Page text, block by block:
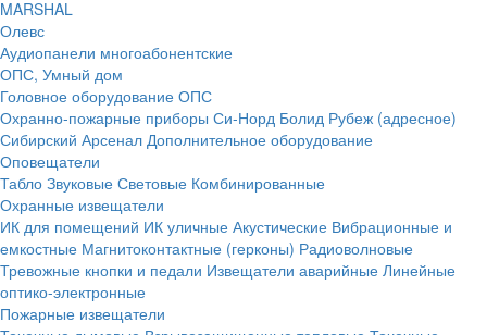
MARSHAL
Олевс
Аудиопанели многоабонентские
ОПС, Умный дом
Головное оборудование ОПС
Охранно-пожарные приборы Си-Норд Болид Рубеж (адресное)
Сибирский Арсенал Дополнительное оборудование
Оповещатели
Табло Звуковые Световые Комбинированные
Охранные извещатели
ИК для помещений ИК уличные Акустические Вибрационные и
емкостные Магнитоконтактные (герконы) Радиоволновые
Тревожные кнопки и педали Извещатели аварийные Линейные
оптико-электронные
Пожарные извещатели